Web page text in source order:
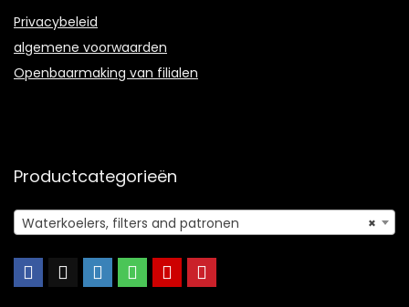
Privacybeleid
algemene voorwaarden
Openbaarmaking van filialen
Productcategorieën
×
Waterkoelers, filters and patronen